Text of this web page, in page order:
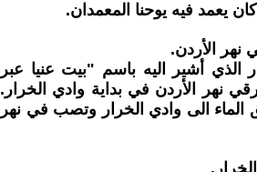
يعمد فيه يوحنا المعمدان.
نهر الأردن.
أشير اليه باسم "بيت عنيا عبر
نهر الأردن في بداية وادي الخرار.
الماء الى وادي الخرار وتصب في نهر